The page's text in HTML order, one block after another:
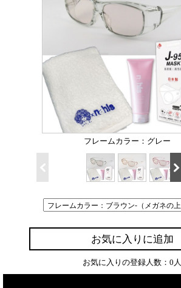
フレームカラー：グレー
お気に入りに追加
お気に入りの登録人数：0人